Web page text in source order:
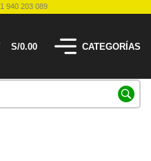
940 203 089
S/0.00 CATEGORÍAS